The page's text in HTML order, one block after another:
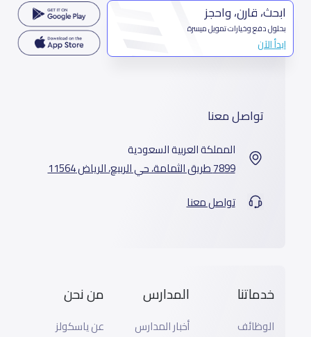
ابحث، قارن، واحجز
بحلول دفع وخيارات تمويل ميسرة
ابدأ الآن
تواصل معنا
المملكة العربية السعودية
7899 طريق الثمامة، حي الربيع، الرياض 11564
تواصل معنا
خدماتنا
الوظائف
المدارس
أخبار المدارس
من نحن
عن ياسكولز